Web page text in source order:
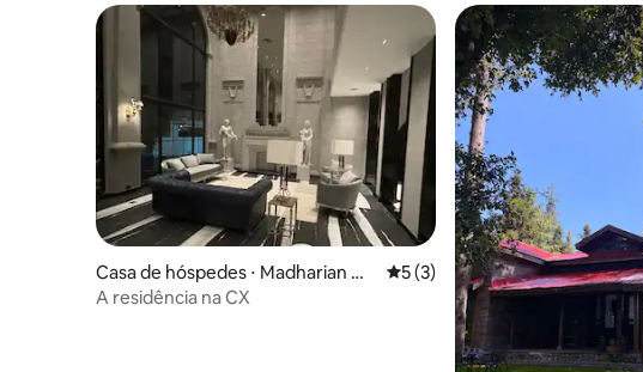
Casa de hóspedes ⋅ Madharian Wa
la Kalar
5 de uma avaliação média de
5 (3)
A residência na CX